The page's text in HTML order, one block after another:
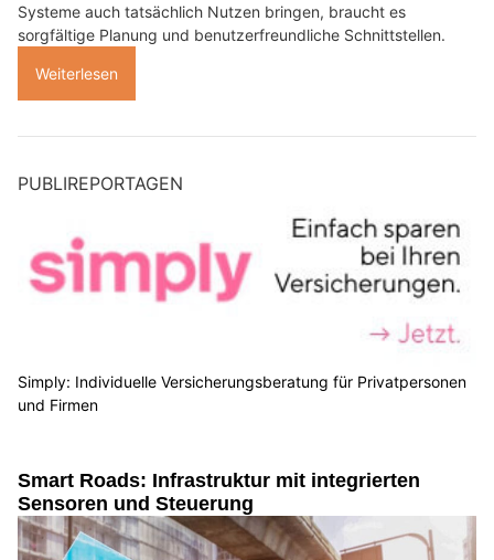
Systeme auch tatsächlich Nutzen bringen, braucht es
sorgfältige Planung und benutzerfreundliche Schnittstellen.
Weiterlesen
PUBLIREPORTAGEN
Simply: Individuelle Versicherungsberatung für Privatpersonen
und Firmen
Smart Roads: Infrastruktur mit integrierten
Sensoren und Steuerung